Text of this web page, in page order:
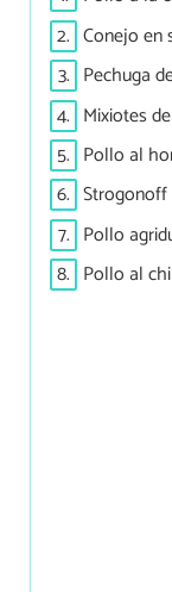
2. Conejo en
3. Pechuga
4. Mixiotes
5. Pollo al
6.
7. Pollo
8. Pollo al